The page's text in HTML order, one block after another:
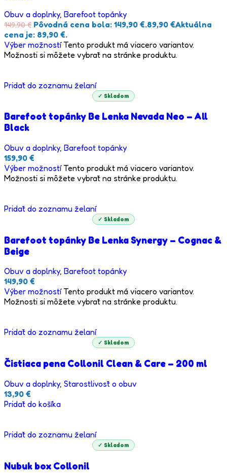
Obuv a doplnky, Barefoot topánky
149,90€ Pôvodná cena bola: 149,90 €.89,90 €Aktuálna
cena je: 89,90 €.
Výber možností Tento produkt má viacero variantov.
Možnosti si môžete vybrať na stránke produktu.
Pridať do zoznamu želaní
✓ Skladom
Barefoot topánky Be Lenka Nevada Neo – All
Black
Obuv a doplnky, Barefoot topánky
159,90 €
Výber možností Tento produkt má viacero variantov.
Možnosti si môžete vybrať na stránke produktu.
Pridať do zoznamu želaní
✓ Skladom
Barefoot topánky Be Lenka Synergy – Cognac &
Beige
Obuv a doplnky, Barefoot topánky
149,90 €
Výber možností Tento produkt má viacero variantov.
Možnosti si môžete vybrať na stránke produktu.
Pridať do zoznamu želaní
✓ Skladom
Čistiaca pena Collonil Clean & Care – 200 ml
Obuv a doplnky, Starostlivosť o obuv
13,90 €
Pridať do košíka
Pridať do zoznamu želaní
✓ Skladom
Nubuk box Collonil